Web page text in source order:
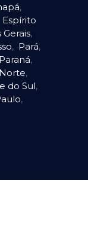
,
Espírito
Gerais,
, Pará,
Paraná,
,
do Sul,
,